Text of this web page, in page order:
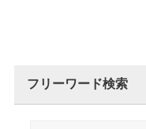
フリーワード検索